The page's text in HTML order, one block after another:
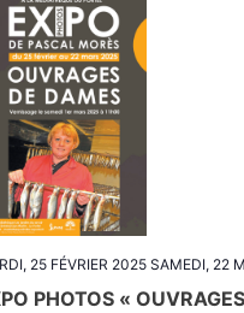
PHOTOS «
25 FÉVRIER 2025 SAMEDI, 22